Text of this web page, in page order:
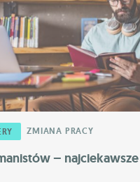
ZMIANA PRACY
–